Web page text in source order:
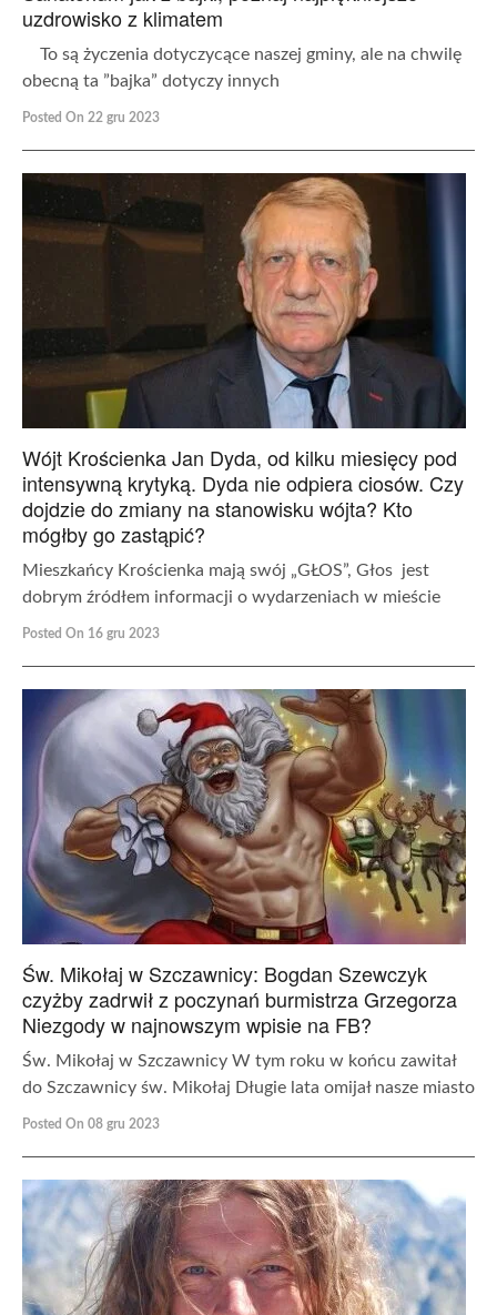
uzdrowisko z klimatem
To są życzenia dotyczycące naszej gminy, ale na chwilę
obecną ta ”bajka” dotyczy innych
Posted On 22 gru 2023
Wójt Krościenka Jan Dyda, od kilku miesięcy pod
intensywną krytyką. Dyda nie odpiera ciosów. Czy
dojdzie do zmiany na stanowisku wójta? Kto
mógłby go zastąpić?
Mieszkańcy Krościenka mają swój „GŁOS”, Głos jest
dobrym źródłem informacji o wydarzeniach w mieście
Posted On 16 gru 2023
Św. Mikołaj w Szczawnicy: Bogdan Szewczyk
czyżby zadrwił z poczynań burmistrza Grzegorza
Niezgody w najnowszym wpisie na FB?
Św. Mikołaj w Szczawnicy W tym roku w końcu zawitał
do Szczawnicy św. Mikołaj Długie lata omijał nasze miasto
Posted On 08 gru 2023